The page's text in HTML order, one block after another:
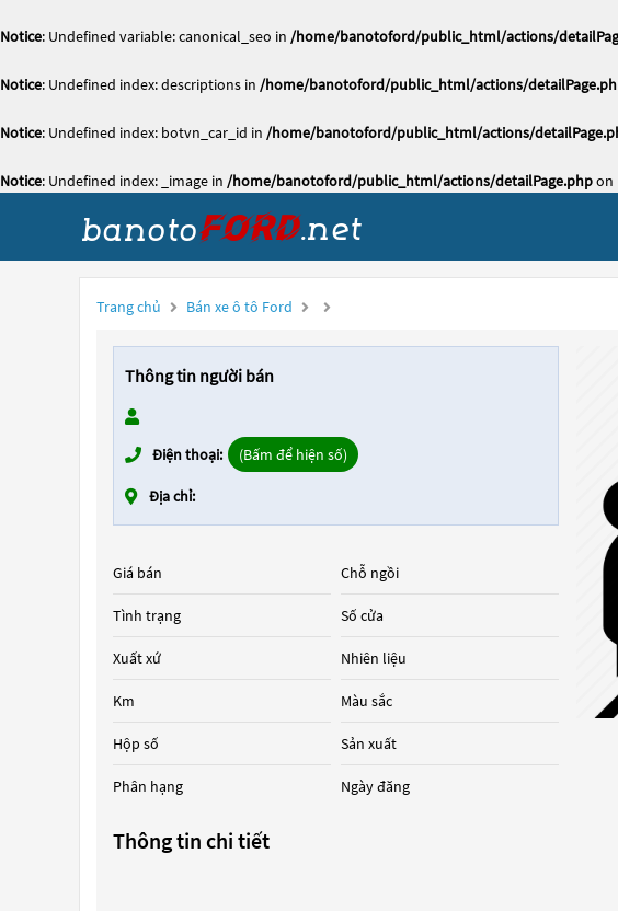
Notice: Undefined variable: canonical_seo in /home/banotoford/public_html/actions/
Notice: Undefined index: descriptions in /home/banotoford/public_html/actions/
Notice: Undefined index: botvn_car_id in /home/banotoford/public_html/actions/
Notice: Undefined index: _image in /home/banotoford/public_html/actions/detailPage.phpon
Trang chủ Bán xe ô tô Ford
Thông tin người bán
Điện thoại: (Bấm để hiện số)
Địa chỉ:
Giá bán
Tình trạng
Xuất xứ
Km
Hộp số
Phân hạng
Chỗ ngồi
Số cửa
Nhiên liệu
Màu sắc
Sản xuất
Ngày đăng
Thông tin chi tiết